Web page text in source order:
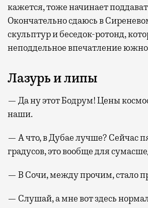
кажется, тоже начинает
Окончательно сдаюсь в
скульптур и беседок-ротонд,
неподдельное впечатление
Лазурь и липы
— Да ну этот Бодрум! Цены
наши.
— А что, в Дубае лучше? Сейчас
градусов, это вообще для
— В Сочи, между прочим, стало
— Слушай, а мне вот здесь